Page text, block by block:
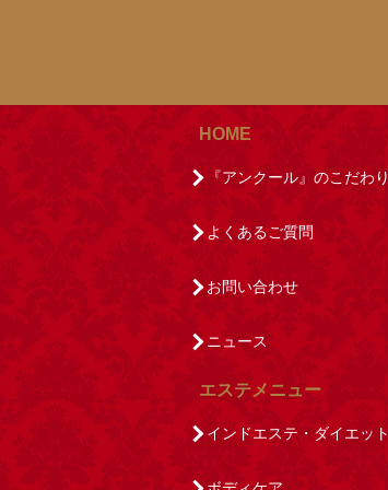
HOME
『アンクール』のこだわり
よくあるご質問
お問い合わせ
ニュース
エステメニュー
インドエステ・ダイエット